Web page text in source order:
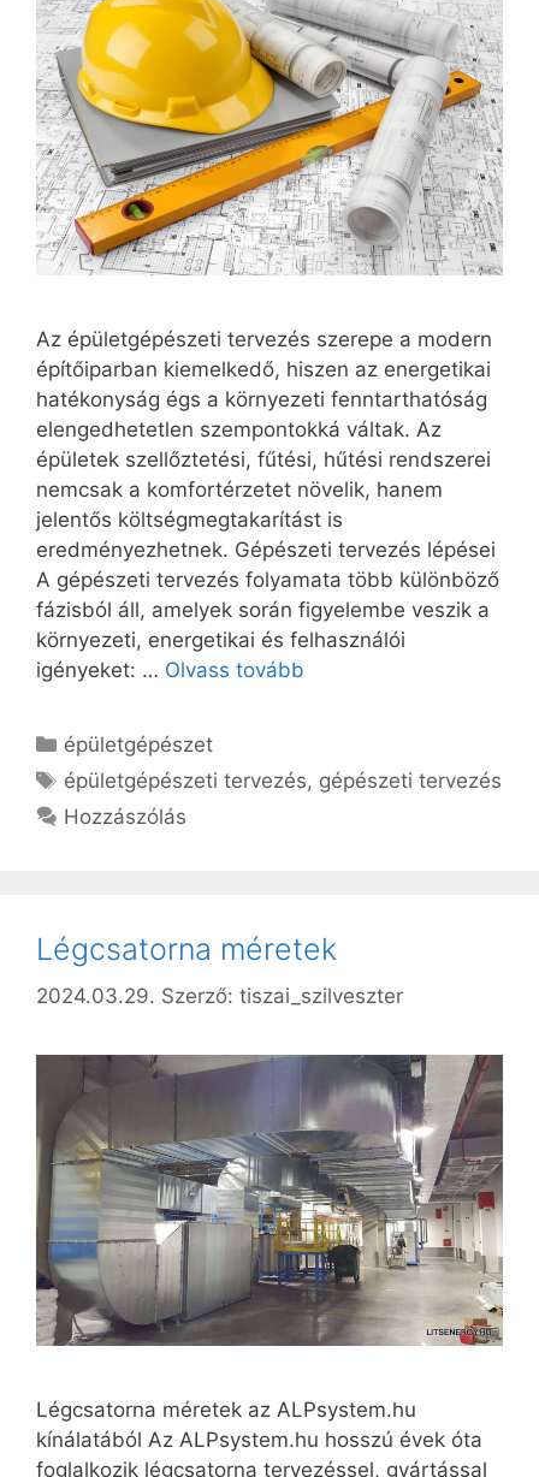
Az épületgépészeti tervezés szerepe a modern
építőiparban kiemelkedő, hiszen az energetikai
hatékonyság égs a környezeti fenntarthatóság
elengedhetetlen szempontokká váltak. Az
épületek szellőztetési, fűtési, hűtési rendszerei
nemcsak a komfortérzetet növelik, hanem
jelentős költségmegtakarítást is
eredményezhetnek. Gépészeti tervezés lépései
A gépészeti tervezés folyamata több különböző
fázisból áll, amelyek során figyelembe veszik a
környezeti, energetikai és felhasználói
igényeket: … Olvass tovább
Kategória
épületgépészet
Címkék
épületgépészeti tervezés, gépészeti tervezés
Hozzászólás
Légcsatorna méretek
2024.03.29. Szerző: tiszai_szilveszter
Légcsatorna méretek az ALPsystem.hu
kínálatából Az ALPsystem.hu hosszú évek óta
foglalkozik légcsatorna tervezéssel, gyártással